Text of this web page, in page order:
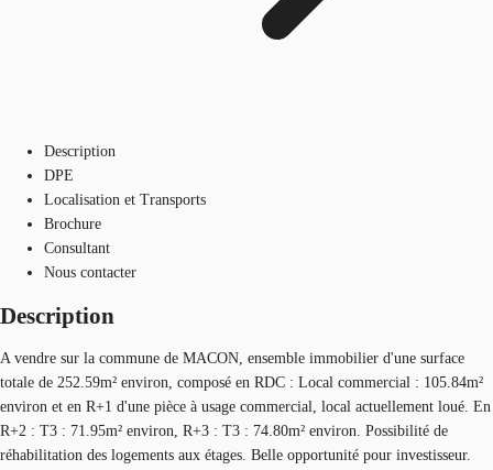
Description
DPE
Localisation et Transports
Brochure
Consultant
Nous contacter
Description
A vendre sur la commune de MACON, ensemble immobilier d'une surface
totale de 252.59m² environ, composé en RDC : Local commercial : 105.84m²
environ et en R+1 d'une pièce à usage commercial, local actuellement loué. En
R+2 : T3 : 71.95m² environ, R+3 : T3 : 74.80m² environ. Possibilité de
réhabilitation des logements aux étages. Belle opportunité pour investisseur.